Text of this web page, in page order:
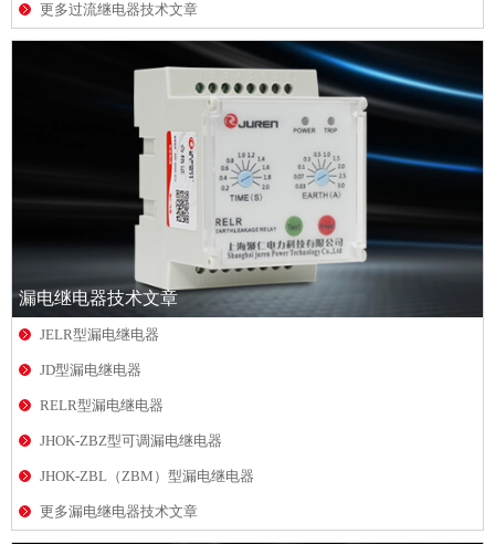
更多过流继电器技术文章
漏电继电器技术文章
JELR型漏电继电器
JD型漏电继电器
RELR型漏电继电器
JHOK-ZBZ型可调漏电继电器
JHOK-ZBL（ZBM）型漏电继电器
更多漏电继电器技术文章